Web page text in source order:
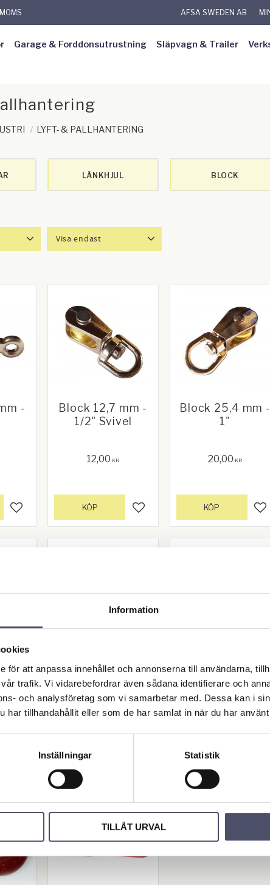
Information
för att anpassa innehållet och annonserna till användarna,
trafik. Vi vidarebefordrar även sådana identifierare och
och analysföretag som vi samarbetar med. Dessa kan i
har tillhandahållit eller som de har samlat in när du har
Inställningar Statistik
TILLÅT URVAL
AFSA SWEDEN AB
Garage & Forddonsutrustning Släpvagn & Trailer
LYFT- & PALLHANTERING
LÄNKHJUL BLOCK
Visa endast
-
Lägg till i favoriter
Block 12,7 mm -
1/2" Svivel
12,00 KR
Lägg till i favoriter
KÖP
Block 25,4 mm -
1"
20,00 KR
KÖP
på
80 x
Lägg till i favoriter
Länkhjul Svängba
r 90kg
Länkhjul svängbar.
Hjuldiameter: 125mm.
Hjulbredd: 37,5mm. Total
höjd: 153mm. Storlek på
Avstånd mellan hål: 82 x
118,00KR
Lägg till i favoriter
KÖP
r m. broms 90kg
Länkhjul svängbar med
broms. Hjuldiameter:
37,5mm. Total höjd:
plattan: 104 x 83mm.
60mm. Kapacitet: 90kg
105,00KR
KÖP